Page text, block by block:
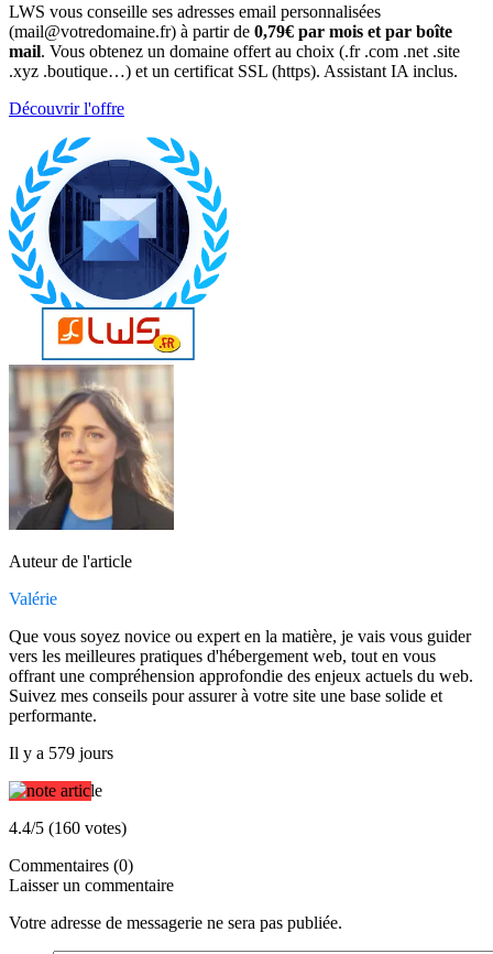
LWS vous conseille ses adresses email personnalisées
(mail@votredomaine.fr) à partir de 0,79€ par mois et par boîte
mail. Vous obtenez un domaine offert au choix (.fr .com .net .site
.xyz .boutique…) et un certificat SSL (https). Assistant IA inclus.
Découvrir l'offre
Auteur de l'article
Valérie
Que vous soyez novice ou expert en la matière, je vais vous guider
vers les meilleures pratiques d'hébergement web, tout en vous
offrant une compréhension approfondie des enjeux actuels du web.
Suivez mes conseils pour assurer à votre site une base solide et
performante.
Il y a 579 jours
4.4/5 (160 votes)
Commentaires (0)
Laisser un commentaire
Votre adresse de messagerie ne sera pas publiée.